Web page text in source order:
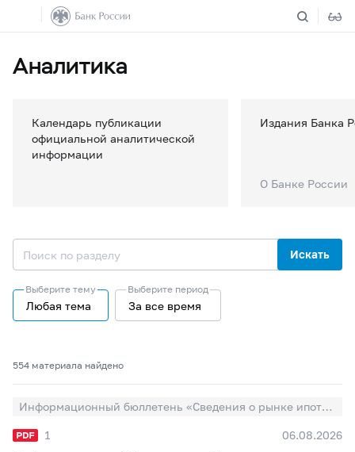
Аналитика
Календарь публикации
официальной аналитической
информации
Издания Банка
О Банке России
Искать
Выберите тему
Любая тема
Выберите период
За все время
554 материалa найдено
Информационный бюллетень «Сведения о рынке ипотечного жилищного кредитования в России»
1 06.08.2026